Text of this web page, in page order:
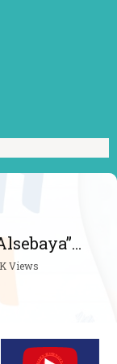
Views